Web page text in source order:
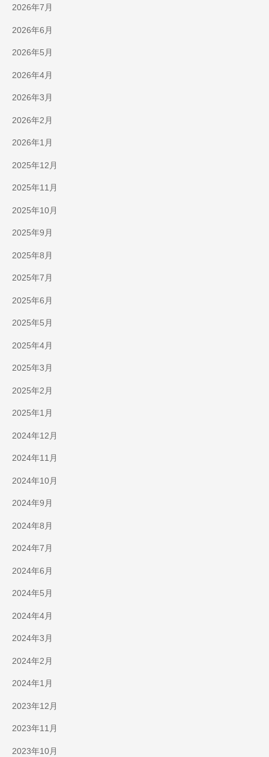
2026年7月
2026年6月
2026年5月
2026年4月
2026年3月
2026年2月
2026年1月
2025年12月
2025年11月
2025年10月
2025年9月
2025年8月
2025年7月
2025年6月
2025年5月
2025年4月
2025年3月
2025年2月
2025年1月
2024年12月
2024年11月
2024年10月
2024年9月
2024年8月
2024年7月
2024年6月
2024年5月
2024年4月
2024年3月
2024年2月
2024年1月
2023年12月
2023年11月
2023年10月